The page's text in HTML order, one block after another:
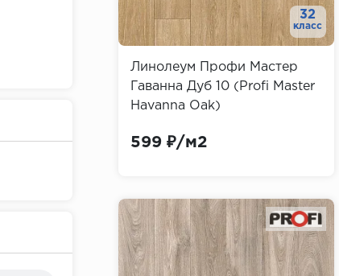
32
класс
Линолеум Профи Мастер
Гаванна Дуб 10 (Profi Master
Havanna Oak)
599 ₽/м2